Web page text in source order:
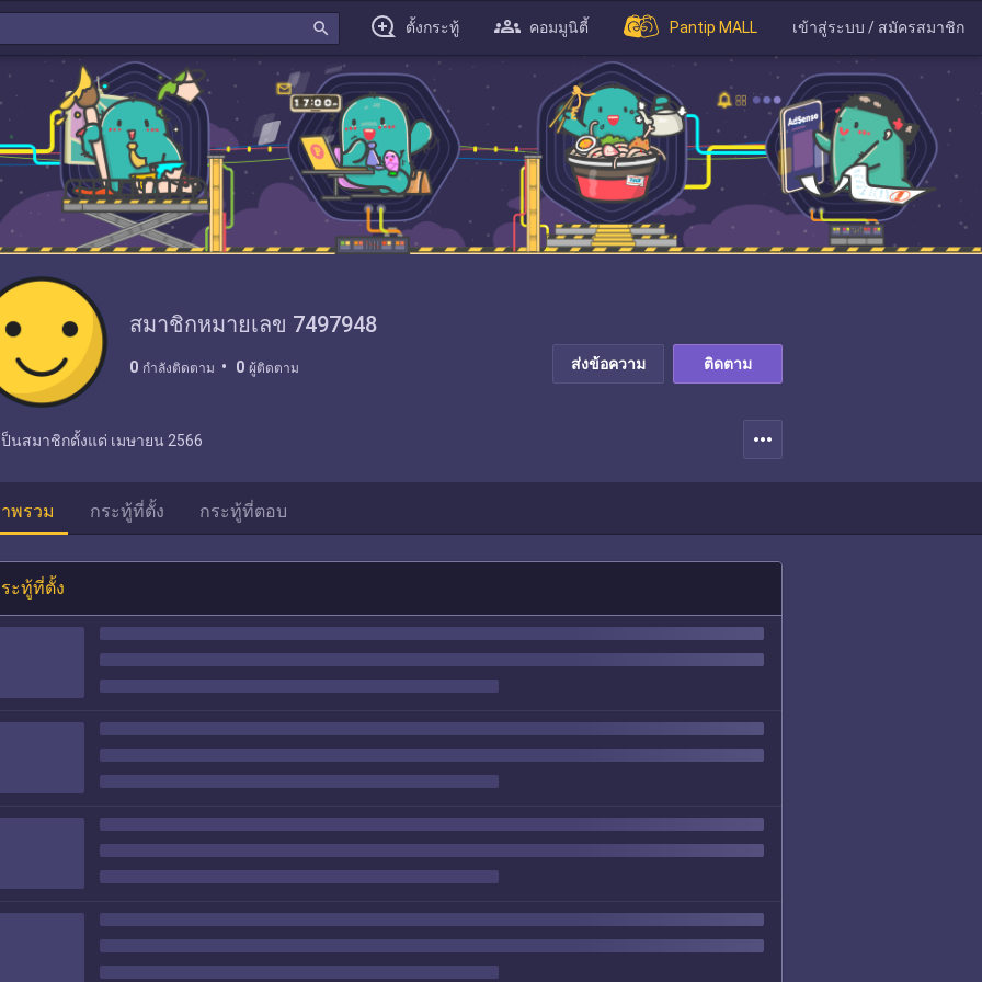
search ตั้งกระทู้ คอมมูนิตี้ Pantip MALL เข้าสู่ระบบ / สมัครสมาชิก
สมาชิกหมายเลข 7497948
0 กำลังติดตาม 0 ผู้ติดตาม ส่งข้อความ ติดตาม
ป็นสมาชิกตั้งแต่ เมษายน 2566 more_horiz
พรวม กระทู้ที่ตั้ง กระทู้ที่ตอบ
ะทู้ที่ตั้ง